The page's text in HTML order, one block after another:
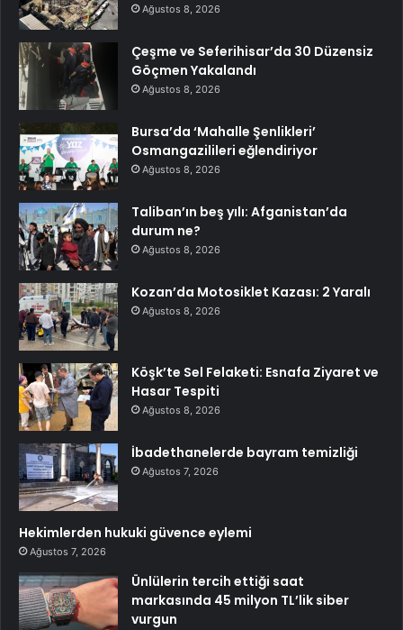
Ağustos 8, 2026
Çeşme ve Seferihisar’da 30 Düzensiz
Göçmen Yakalandı
Ağustos 8, 2026
Bursa’da ‘Mahalle Şenlikleri’
Osmangazilileri eğlendiriyor
Ağustos 8, 2026
Taliban’ın beş yılı: Afganistan’da
durum ne?
Ağustos 8, 2026
Kozan’da Motosiklet Kazası: 2 Yaralı
Ağustos 8, 2026
Köşk’te Sel Felaketi: Esnafa Ziyaret ve
Hasar Tespiti
Ağustos 8, 2026
İbadethanelerde bayram temizliği
Ağustos 7, 2026
Hekimlerden hukuki güvence eylemi
Ağustos 7, 2026
Ünlülerin tercih ettiği saat
markasında 45 milyon TL’lik siber
vurgun